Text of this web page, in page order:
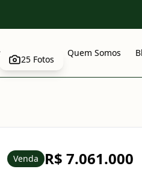
Quem Somos
25 Fotos
Venda R$ 7.061.000